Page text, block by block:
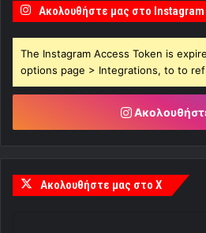
Ακολουθήστε μας στο Instagram
The Instagram Access Token is
options page > Integrations, to to
Ακολουθήστε μας στο X